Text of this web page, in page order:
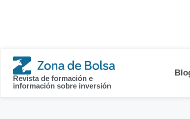
Revista de formación e
información sobre inversión